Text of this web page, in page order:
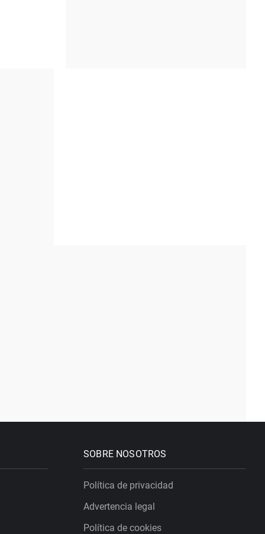
SOBRE NOSOTROS
Política de privacidad
Advertencia legal
Política de cookies